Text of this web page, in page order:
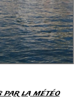
par la météo